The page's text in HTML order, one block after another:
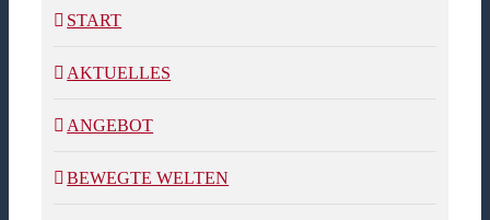
START
AKTUELLES
ANGEBOT
BEWEGTE WELTEN